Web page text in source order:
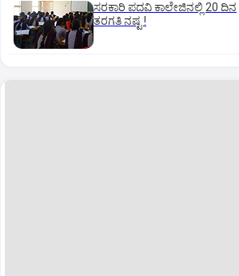
ಸರಕಾರಿ ಪದವಿ ಕಾಲೇಜಿನಲ್ಲಿ 20 ದಿನ
ತರಗತಿ ನಷ್ಟ !